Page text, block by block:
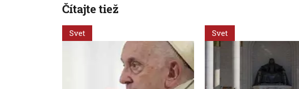
Čítajte tiež
Svet Svet